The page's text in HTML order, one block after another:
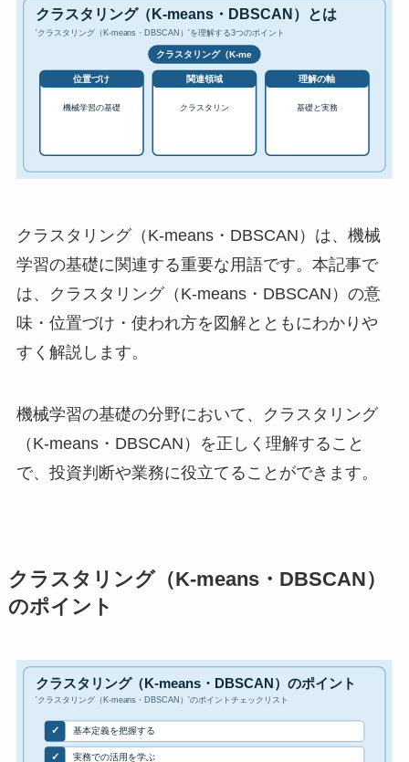
クラスタリング（K-means・DBSCAN）は、機械
学習の基礎に関連する重要な用語です。本記事で
は、クラスタリング（K-means・DBSCAN）の意
味・位置づけ・使われ方を図解とともにわかりや
すく解説します。
機械学習の基礎の分野において、クラスタリング
（K-means・DBSCAN）を正しく理解すること
で、投資判断や業務に役立てることができます。
クラスタリング（K-means・DBSCAN）
のポイント